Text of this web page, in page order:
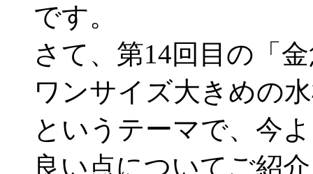
です。
さて、第14回目の「
ワンサイズ大きめの
というテーマで、今
良い点についてご紹